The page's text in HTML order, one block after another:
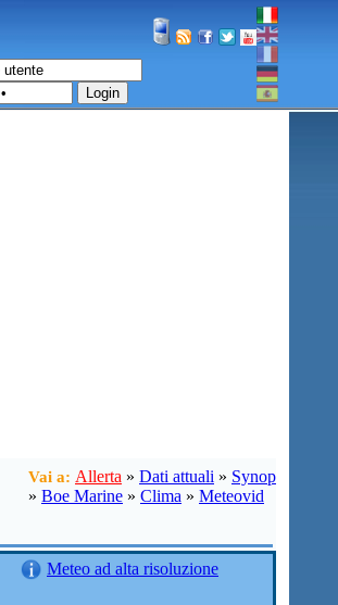
Login
Vai a: Allerta » Dati attuali » Synop
» Boe Marine » Clima » Meteovid
Meteo ad alta risoluzione